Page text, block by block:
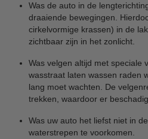
Was de auto in de
draaiende bewegingen.
cirkelvormige krassen) in de
zichtbaar zijn in het zonlicht.
Was velgen altijd met speciale
wasstraat laten wassen raden
lang moet wachten. De
trekken, waardoor er
Was uw auto het liefst niet in
waterstrepen te voorkomen.